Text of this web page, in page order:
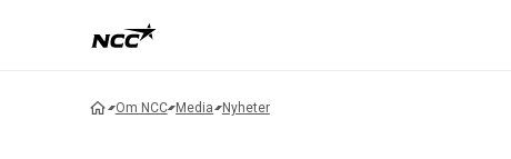
Om NCC Media Nyheter